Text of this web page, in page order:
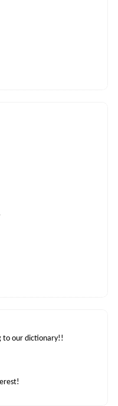
to our dictionary!!